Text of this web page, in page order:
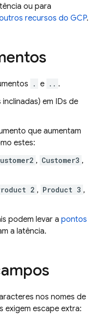
ou para
recursos do GCP.
. e .. .
inclinadas) em IDs de
que aumentam
estes:
, Customer3 ,
2 , Product 3 ,
podem levar a pontos
a latência.
nos nomes de
exigem escape extra: